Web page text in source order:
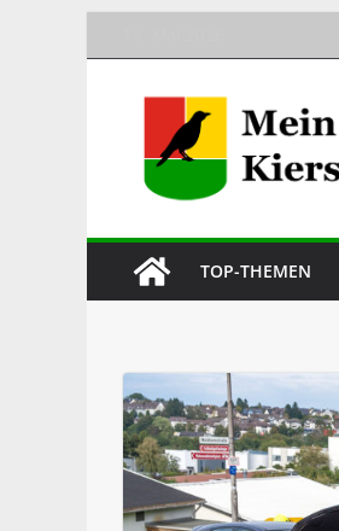
to
TOP-THEMEN